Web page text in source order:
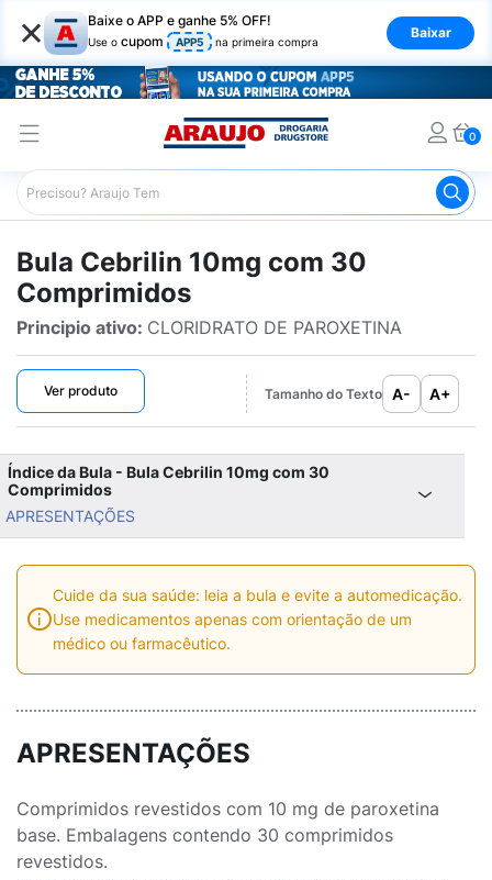
× Baixe o APP e ganhe 5% OFF!
Use o cupom APP5 na primeira compra
Baixar
0
Araujo Bulário Araujo Cebrilin 10mg com 30
Bula Cebrilin 10mg com 30
Comprimidos
Principio ativo: CLORIDRATO DE PAROXETINA
Ver produto Tamanho do Texto A- A+
Índice da Bula - Bula Cebrilin 10mg com 30
Comprimidos
APRESENTAÇÕES
Cuide da sua saúde: leia a bula e evite a automedicação.
Use medicamentos apenas com orientação de um
médico ou farmacêutico.
APRESENTAÇÕES
Comprimidos revestidos com 10 mg de paroxetina
base. Embalagens contendo 30 comprimidos
revestidos.